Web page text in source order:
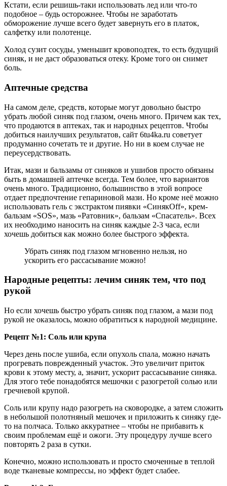
Кстати, если решишь-таки использовать лед или что-то
подобное – будь осторожнее. Чтобы не заработать
обморожение лучше всего будет завернуть его в платок,
салфетку или полотенце.
Холод сузит сосуды, уменьшит кровоподтек, то есть будущий
синяк, и не даст образоваться отеку. Кроме того он снимет
боль.
Аптечные средства
На самом деле, средств, которые могут довольно быстро
убрать любой синяк под глазом, очень много. Причем как тех,
что продаются в аптеках, так и народных рецептов. Чтобы
добиться наилучших результатов, сайт 6tu4ka.ru советует
продуманно сочетать те и другие. Но ни в коем случае не
переусердствовать.
Итак, мази и бальзамы от синяков и ушибов просто обязаны
быть в домашней аптечке всегда. Тем более, что вариантов
очень много. Традиционно, большинство в этой вопросе
отдает предпочтение гепариновой мази. Но кроме неё можно
использовать гель с экстрактом пиявки «СинякOff», крем-
бальзам «SOS», мазь «Ратовник», бальзам «Спасатель». Всех
их необходимо наносить на синяк каждые 2-3 часа, если
хочешь добиться как можно более быстрого эффекта.
Убрать синяк под глазом мгновенно нельзя, но
ускорить его рассасывание можно!
Народные рецепты: лечим синяк тем, что под
рукой
Но если хочешь быстро убрать синяк под глазом, а мази под
рукой не оказалось, можно обратиться к народной медицине.
Рецепт №1: Соль или крупа
Через день после ушиба, если опухоль спала, можно начать
прогревать поврежденный участок. Это увеличит приток
крови к этому месту, а, значит, ускорит рассасывание синяка.
Для этого тебе понадобятся мешочки с разогретой солью или
гречневой крупой.
Соль или крупу надо разогреть на сковородке, а затем сложить
в небольшой полотняный мешочек и приложить к синяку где-
то на полчаса. Только аккуратнее – чтобы не прибавить к
своим проблемам ещё и ожоги. Эту процедуру лучше всего
повторять 2 раза в сутки.
Конечно, можно использовать и просто смоченные в теплой
воде тканевые компрессы, но эффект будет слабее.